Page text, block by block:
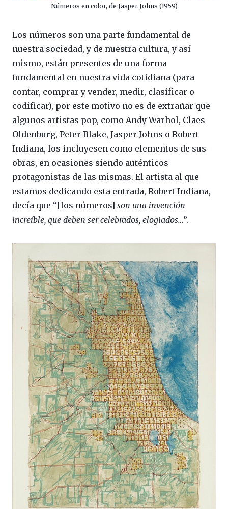
Números en color, de Jasper Johns (1959)
Los números son una parte fundamental de
nuestra sociedad, y de nuestra cultura, y así
mismo, están presentes de una forma
fundamental en nuestra vida cotidiana (para
contar, comprar y vender, medir, clasificar o
codificar), por este motivo no es de extrañar que
algunos artistas pop, como Andy Warhol, Claes
Oldenburg, Peter Blake, Jasper Johns o Robert
Indiana, los incluyesen como elementos de sus
obras, en ocasiones siendo auténticos
protagonistas de las mismas. El artista al que
estamos dedicando esta entrada, Robert Indiana,
decía que “[los números] son una invención
increíble, que deben ser celebrados, elogiados…”.